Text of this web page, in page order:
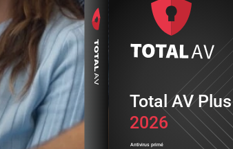
2026
Antivirus primé
Total AV Plus